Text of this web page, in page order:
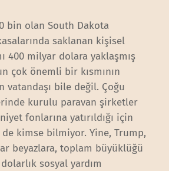
bin olan South Dakota
saklanan kişisel
400 milyar dolara yaklaşmış
çok önemli bir kısmının
vatandaşı bile değil. Çoğu
kurulu paravan şirketler
fonlarına yatırıldığı için
kimse bilmiyor. Yine, Trump,
beyazlara, toplam büyüklüğü
sosyal yardım